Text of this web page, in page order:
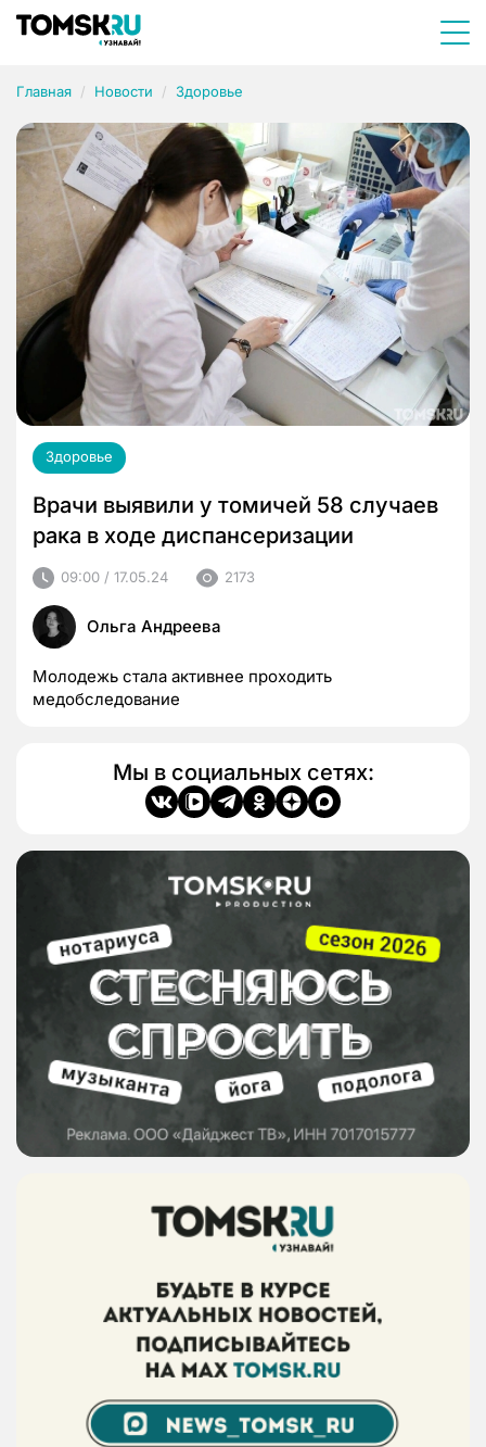
Главная Новости Здоровье
Здоровье
Врачи выявили у томичей 58 случаев
рака в ходе диспансеризации
09:00 / 17.05.24 2173
Ольга Андреева
Молодежь стала активнее проходить
медобследование
Мы в социальных сетях: